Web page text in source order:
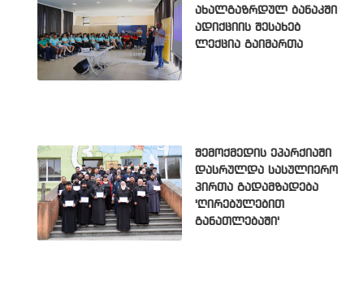
ახალგაზრდულ ბანაკში
ადიქციის შესახებ
ლექცია გაიმართა
შემოქმედის ეპარქიაში
დასრულდა სასულიერო
პირთა გადამზადება
'ღირებულებით
განათლებაში'